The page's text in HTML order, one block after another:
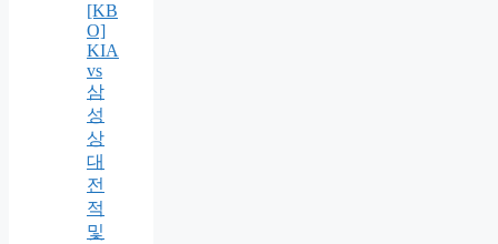
[KB
O]
KIA
vs
삼
성
상
대
전
적
및